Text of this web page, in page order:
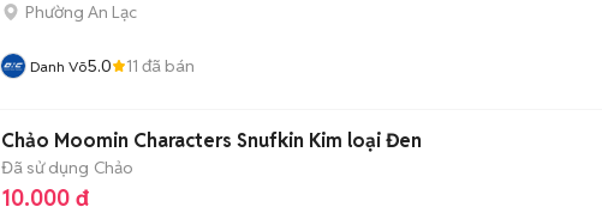
Phường An Lạc
Danh Võ5.0 11 đã bán
Chảo Moomin Characters Snufkin Kim loại Đen
Đã sử dụng Chảo
10.000 đ